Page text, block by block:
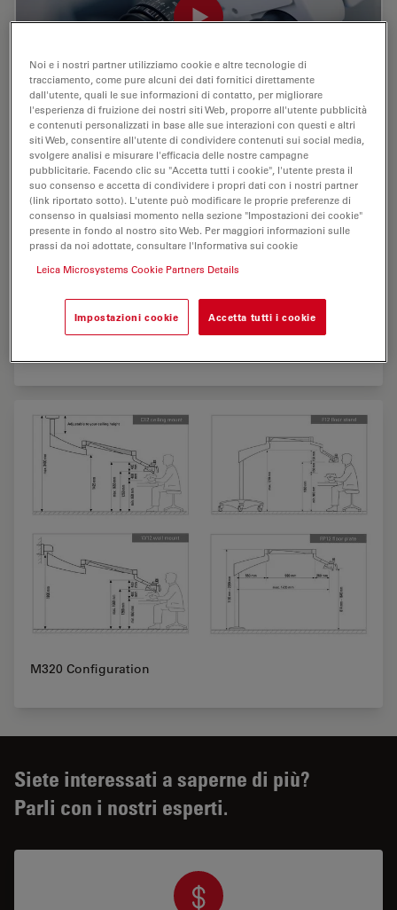
M320 Dental Microscope with 4K Camera and
Leica View App
Inspired by and developed for dentists
Enjoy high-end visualization during surgical and non-
physical comfort, and show your expertise to peers and
patients with astounding 4K images. Learn more. (Link
to product page)
M320 Configuration
Siete interessati a saperne di più?
Parli con i nostri esperti.
Noi e i nostri partner utilizziamo cookie e altre tecnologie di
tracciamento, come pure alcuni dei dati fornitici direttamente
dall'utente, quali le sue informazioni di contatto, per migliorare
l'esperienza di fruizione dei nostri siti Web, proporre all'utente pubblicità
e contenuti personalizzati in base alle sue interazioni con questi e altri
siti Web, consentire all'utente di condividere contenuti sui social media,
svolgere analisi e misurare l'efficacia delle nostre campagne
pubblicitarie. Facendo clic su "Accetta tutti i cookie", l'utente presta il
suo consenso e accetta di condividere i propri dati con i nostri partner
(link riportato sotto). L'utente può modificare le proprie preferenze di
consenso in qualsiasi momento nella sezione "Impostazioni dei cookie"
presente in fondo al nostro sito Web. Per maggiori informazioni sulle
prassi da noi adottate, consultare l'Informativa sui cookie
Leica Microsystems Cookie Partners Details
Impostazioni cookie Accetta tutti i cookie